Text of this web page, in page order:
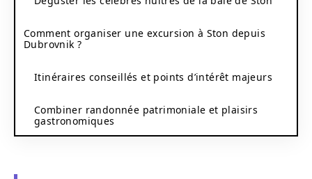
Comment organiser une excursion à Ston depuis
Dubrovnik ?
Itinéraires conseillés et points d’intérêt majeurs
Combiner randonnée patrimoniale et plaisirs
gastronomiques